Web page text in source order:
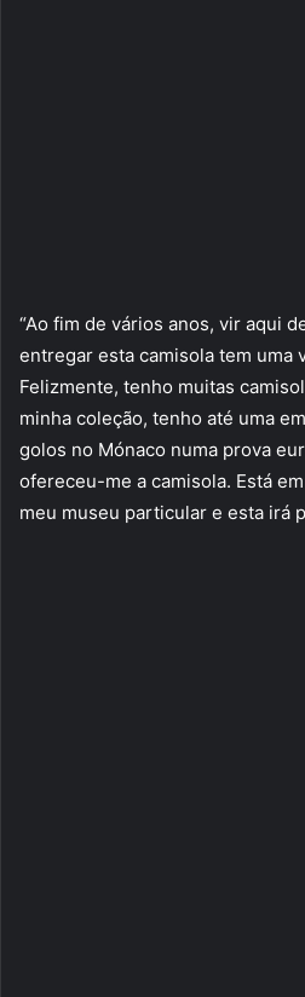
“Ao fim de vários anos, vir aqui
entregar esta camisola tem uma
Felizmente, tenho muitas
minha coleção, tenho até uma
golos no Mónaco numa prova
ofereceu-me a camisola. Está
meu museu particular e esta irá